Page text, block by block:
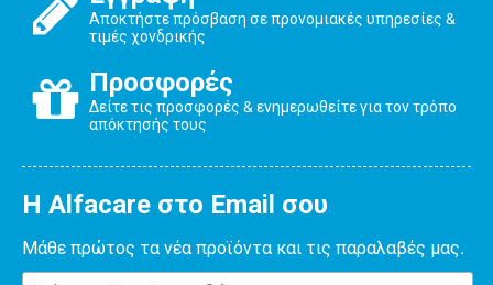
Αποκτήστε πρόσβαση σε προνομιακές υπηρεσίες &
τιμές χονδρικής
Προσφορές
Δείτε τις προσφορές & ενημερωθείτε για τον τρόπο
απόκτησής τους
Η Alfacare στο Email σου
Μάθε πρώτος τα νέα προϊόντα και τις παραλαβές μας.